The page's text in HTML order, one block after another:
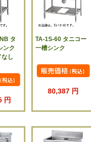
タ
ンク
し
円
TA-1S-60 タニコー
一槽シンク
80,387 円